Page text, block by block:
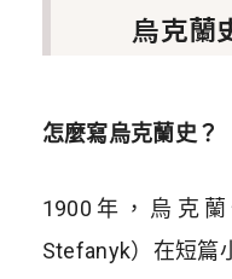
烏克蘭
怎麼寫烏克蘭史？
1900年，烏克
Stefanyk）在短篇